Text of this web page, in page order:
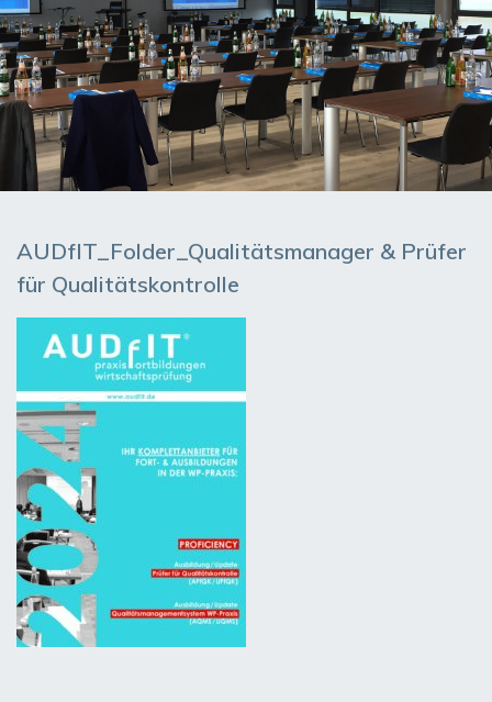
AUDfIT_Folder_Qualitätsmanager & Prüfer
für Qualitätskontrolle